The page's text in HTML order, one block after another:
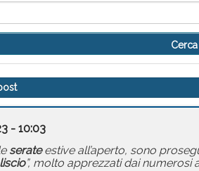
- 10:03
serateestive all’aperto, sono
liscio”, molto apprezzati dai numerosi